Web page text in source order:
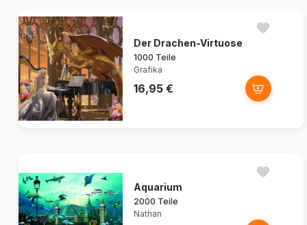
Der Drachen-Virtuose
1000 Teile
Grafika
16,95 €
Aquarium
2000 Teile
Nathan